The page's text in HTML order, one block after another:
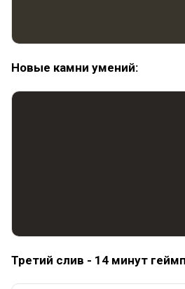
Новые камни умений:
Третий слив - 14 минут